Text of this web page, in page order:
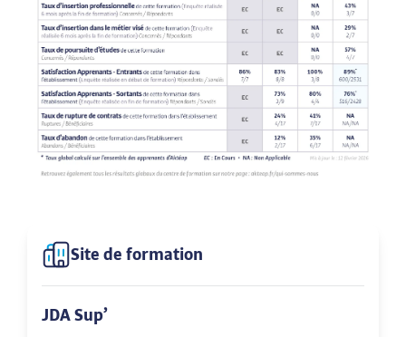
Site de formation
JDA Sup’